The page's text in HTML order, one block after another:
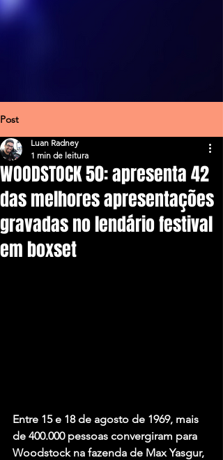
Post
WOODSTOCK 50: apresenta 42
das melhores apresentações
gravadas no lendário festival
em boxset
Luan Radney
1 min de leitura
Entre 15 e 18 de agosto de 1969, mais
de 400.000 pessoas convergiram para
Woodstock na fazenda de Max Yasgur,